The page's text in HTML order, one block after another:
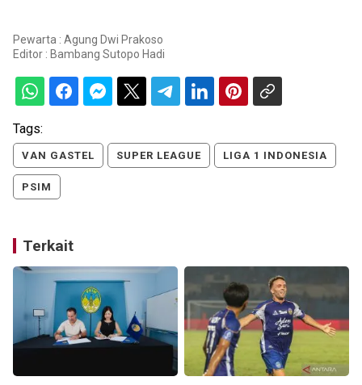
Pewarta : Agung Dwi Prakoso
Editor : Bambang Sutopo Hadi
Tags:
VAN GASTEL SUPER LEAGUE LIGA 1 INDONESIA
PSIM
Terkait